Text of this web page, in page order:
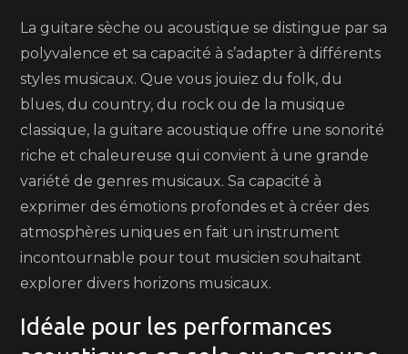
La guitare sèche ou acoustique se distingue par sa
polyvalence et sa capacité à s’adapter à différents
styles musicaux. Que vous jouiez du folk, du
blues, du country, du rock ou de la musique
classique, la guitare acoustique offre une sonorité
riche et chaleureuse qui convient à une grande
variété de genres musicaux. Sa capacité à
exprimer des émotions profondes et à créer des
atmosphères uniques en fait un instrument
incontournable pour tout musicien souhaitant
explorer divers horizons musicaux.
Idéale pour les performances